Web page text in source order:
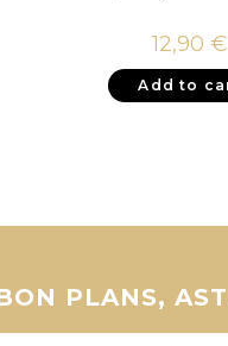
12,90 €
Add to
PLANS,